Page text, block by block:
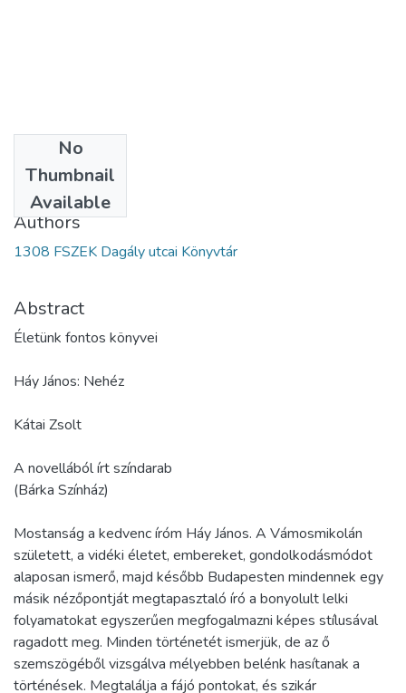
No
Thumbnail
Available
2015
Authors
1308 FSZEK Dagály utcai Könyvtár
Abstract
Életünk fontos könyvei
Háy János: Nehéz
Kátai Zsolt
A novellából írt színdarab
(Bárka Színház)
Mostanság a kedvenc íróm Háy János. A Vámosmikolán
született, a vidéki életet, embereket, gondolkodásmódot
alaposan ismerő, majd később Budapesten mindennek egy
másik nézőpontját megtapasztaló író a bonyolult lelki
folyamatokat egyszerűen megfogalmazni képes stílusával
ragadott meg. Minden történetét ismerjük, de az ő
szemszögéből vizsgálva mélyebben belénk hasítanak a
történések. Megtalálja a fájó pontokat, és szikár